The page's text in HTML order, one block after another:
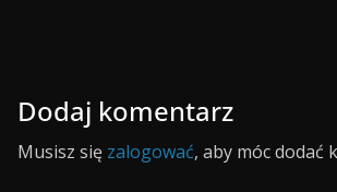
Dodaj komentarz
Musisz się zalogować, aby móc dodać